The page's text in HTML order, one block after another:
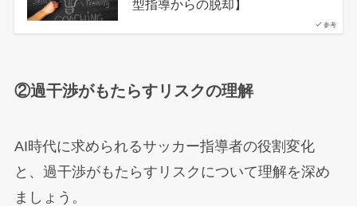
参考
型指導からの脱却】
②過干渉がもたらすリスクの理解
AI時代に求められるサッカー指導者の役割変化
と、過干渉がもたらすリスクについて理解を深め
ましょう。